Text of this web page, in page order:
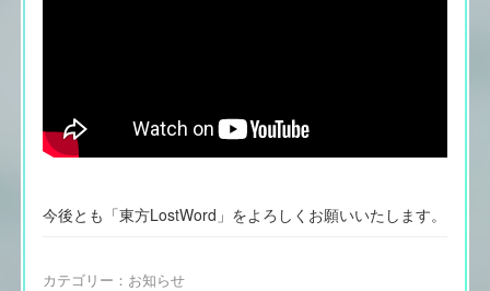
今後とも「東方LostWord」をよろしくお願いいたします。
カテゴリー： お知らせ